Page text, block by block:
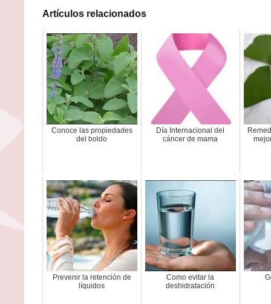
Artículos relacionados
Conoce las propiedades
del boldo
Día Internacional del
cáncer de mama
Prevenir la retención de
líquidos
Como evitar la
deshidratación